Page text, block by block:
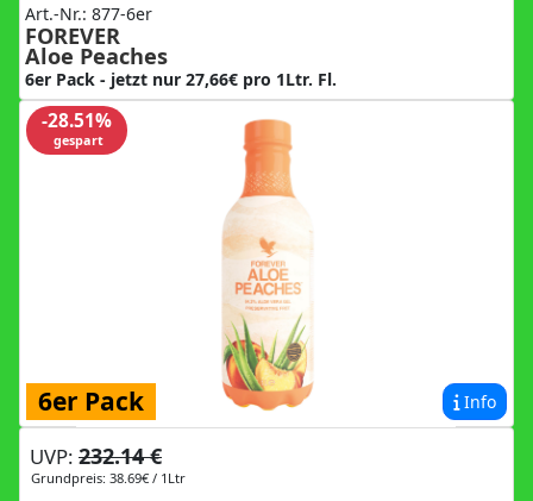
Art.-Nr.: 877-6er
FOREVER
Aloe Peaches
6er Pack - jetzt nur 27,66€ pro 1Ltr. Fl.
-28.51%
gespart
Info
6er Pack
UVP: 232.14 €
Grundpreis: 38.69€ / 1Ltr